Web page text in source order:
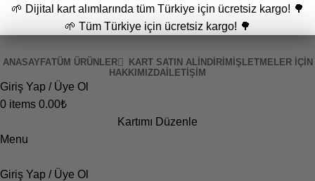
🌱 Dijital kart alımlarında tüm Türkiye için ücretsiz kargo! 🌳
🌱 Tüm Türkiye için ücretsiz kargo! 🌳
ANASAYFATÜM ÜRÜNLER KART SATIN ALİNDİRİM İŞLETMELER İÇIN
HAKKIMIZDA İLETIŞIM
Giriş Yap / Üye Ol
0 items 0.00₺
Kartımı Düzenle
Menu
Giriş Yap / Üye Ol